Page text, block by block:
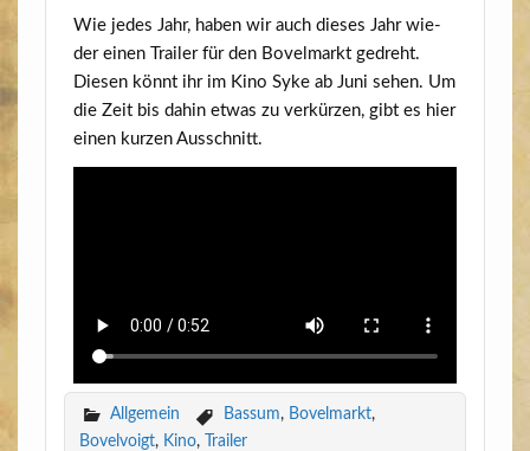
Wie jedes Jahr, haben wir auch die­ses Jahr wie­
der einen Trai­ler für den Bovel­markt gedreht.
Die­sen könnt ihr im Kino Syke ab Juni sehen. Um
die Zeit bis dahin etwas zu ver­kür­zen, gibt es hier
einen kur­zen Ausschnitt.
Allgemein Bassum, Bovelmarkt,
Bovelvoigt, Kino, Trailer